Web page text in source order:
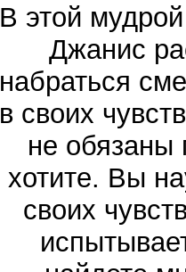
В этой
Джанис
набраться
в своих
не обязаны
хотите. Вы
своих